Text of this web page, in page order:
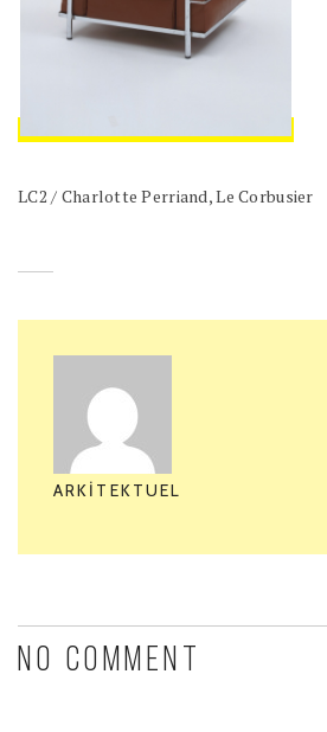
LC2 / Charlotte Perriand, Le Corbusier
ARKITEKTUEL
NO COMMENT